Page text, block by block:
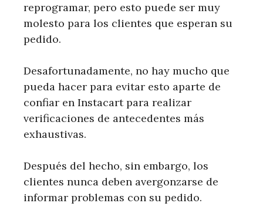
reprogramar, pero esto puede ser muy
molesto para los clientes que esperan su
pedido.
Desafortunadamente, no hay mucho que
pueda hacer para evitar esto aparte de
confiar en Instacart para realizar
verificaciones de antecedentes más
exhaustivas.
Después del hecho, sin embargo, los
clientes nunca deben avergonzarse de
informar problemas con su pedido.